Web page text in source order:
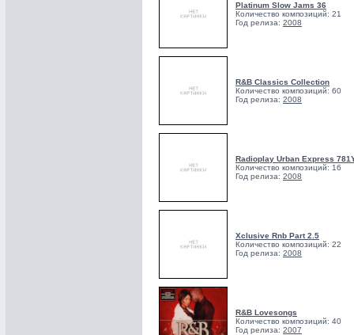
Platinum Slow Jams 36
Количество композиций: 21
Год релиза: 2008
R&B Classics Collection
Количество композиций: 60
Год релиза: 2008
Radioplay Urban Express
Количество композиций: 16
Год релиза: 2008
Xclusive Rnb Part 2.5
Количество композиций: 22
Год релиза: 2008
R&B Lovesongs
Количество композиций: 40
Год релиза: 2007